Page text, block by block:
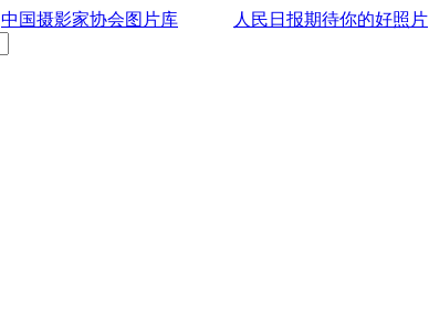
中国摄影家协会图片库 人民日报期待你的好照片